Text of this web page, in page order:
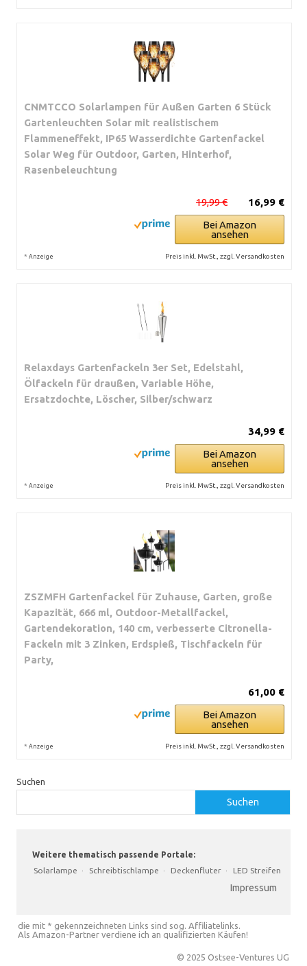
CNMTCCO Solarlampen für Außen Garten 6 Stück
Gartenleuchten Solar mit realistischem
Flammeneffekt, IP65 Wasserdichte Gartenfackel
Solar Weg für Outdoor, Garten, Hinterhof,
Rasenbeleuchtung
16,99 €
19,99 €
Bei Amazon
ansehen
* Anzeige Preis inkl. MwSt., zzgl. Versandkosten
Relaxdays Gartenfackeln 3er Set, Edelstahl,
Ölfackeln für draußen, Variable Höhe,
Ersatzdochte, Löscher, Silber/schwarz
34,99 €
Bei Amazon
ansehen
* Anzeige Preis inkl. MwSt., zzgl. Versandkosten
ZSZMFH Gartenfackel für Zuhause, Garten, große
Kapazität, 666 ml, Outdoor-Metallfackel,
Gartendekoration, 140 cm, verbesserte Citronella-
Fackeln mit 3 Zinken, Erdspieß, Tischfackeln für
Party,
61,00 €
Bei Amazon
ansehen
* Anzeige Preis inkl. MwSt., zzgl. Versandkosten
Suchen
Suchen
Weitere thematisch passende Portale:
Solarlampe · Schreibtischlampe · Deckenfluter · LED Streifen
Impressum
die mit * gekennzeichneten Links sind sog. Affiliatelinks.
Als Amazon-Partner verdiene ich an qualifizierten Käufen!
© 2025 Ostsee-Ventures UG